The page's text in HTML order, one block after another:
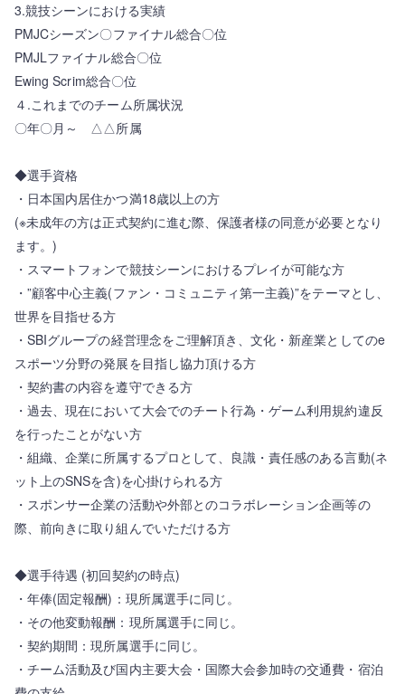
3.競技シーンにおける実績
PMJCシーズン〇ファイナル総合〇位
PMJLファイナル総合〇位
Ewing Scrim総合〇位
４.これまでのチーム所属状況
〇年〇月～ △△所属
◆選手資格
・日本国内居住かつ満18歳以上の方
(※未成年の方は正式契約に進む際、保護者様の同意が必要となり
ます。)
・スマートフォンで競技シーンにおけるプレイが可能な方
・”顧客中心主義(ファン・コミュニティ第一主義)”をテーマとし、
世界を目指せる方
・SBIグループの経営理念をご理解頂き、文化・新産業としてのe
スポーツ分野の発展を目指し協力頂ける方
・契約書の内容を遵守できる方
・過去、現在において大会でのチート行為・ゲーム利用規約違反
を行ったことがない方
・組織、企業に所属するプロとして、良識・責任感のある言動(ネ
ット上のSNSを含)を心掛けられる方
・スポンサー企業の活動や外部とのコラボレーション企画等の
際、前向きに取り組んでいただける方
◆選手待遇 (初回契約の時点)
・年俸(固定報酬)：現所属選手に同じ。
・その他変動報酬：現所属選手に同じ。
・契約期間：現所属選手に同じ。
・チーム活動及び国内主要大会・国際大会参加時の交通費・宿泊